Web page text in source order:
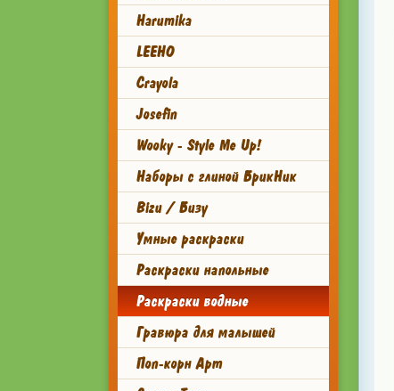
Harumika
LEEHO
Crayola
Josefin
Wooky - Style Me Up!
Наборы с глиной БрикНик
Bizu / Бизу
Умные раскраски
Раскраски напольные
Раскраски водные
Гравюра для малышей
Поп-корн Арт